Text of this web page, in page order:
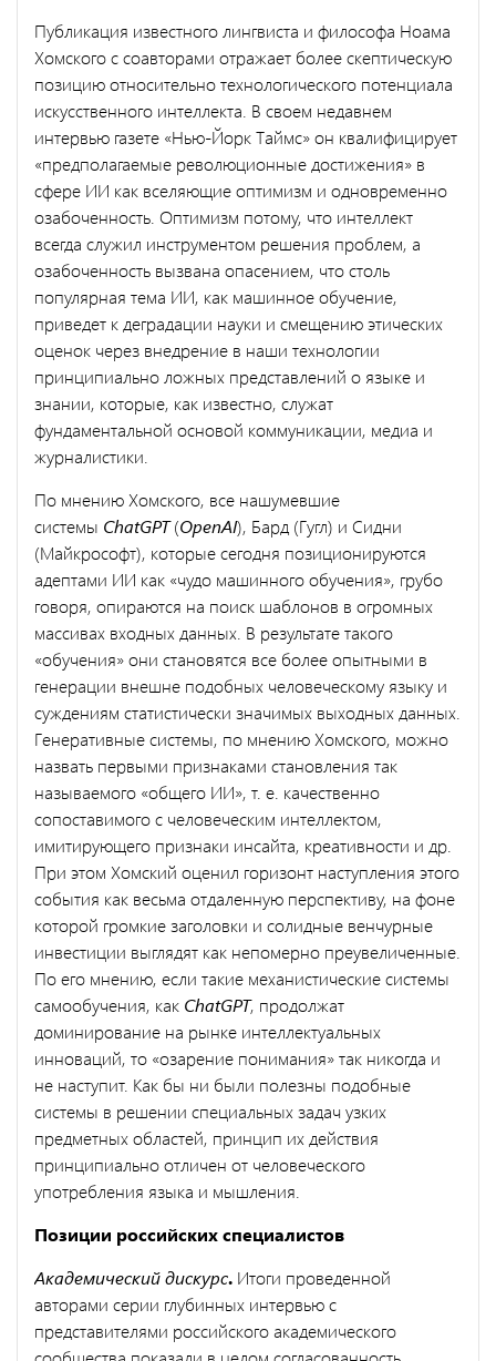
Публикация известного лингвиста и философа Ноама
Хомского с соавторами отражает более скептическую
позицию относительно технологического потенциала
искусственного интеллекта. В своем недавнем
интервью газете «Нью-Йорк Таймс» он квалифицирует
«предполагаемые революционные достижения» в
сфере ИИ как вселяющие оптимизм и одновременно
озабоченность. Оптимизм потому, что интеллект
всегда служил инструментом решения проблем, а
озабоченность вызвана опасением, что столь
популярная тема ИИ, как машинное обучение,
приведет к деградации науки и смещению этических
оценок через внедрение в наши технологии
принципиально ложных представлений о языке и
знании, которые, как известно, служат
фундаментальной основой коммуникации, медиа и
журналистики.
По мнению Хомского, все нашумевшие
системы ChatGPT(OpenAI), Бард (Гугл) и Сидни
(Майкрософт), которые сегодня позиционируются
адептами ИИ как «чудо машинного обучения», грубо
говоря, опираются на поиск шаблонов в огромных
массивах входных данных. В результате такого
«обучения» они становятся все более опытными в
генерации внешне подобных человеческому языку и
суждениям статистически значимых выходных данных.
Генеративные системы, по мнению Хомского, можно
назвать первыми признаками становления так
называемого «общего ИИ», т. е. качественно
сопоставимого с человеческим интеллектом,
имитирующего признаки инсайта, креативности и др.
При этом Хомский оценил горизонт наступления этого
события как весьма отдаленную перспективу, на фоне
которой громкие заголовки и солидные венчурные
инвестиции выглядят как непомерно преувеличенные.
По его мнению, если такие механистические системы
самообучения, как ChatGPT, продолжат
доминирование на рынке интеллектуальных
инноваций, то «озарение понимания» так никогда и
не наступит. Как бы ни были полезны подобные
системы в решении специальных задач узких
предметных областей, принцип их действия
принципиально отличен от человеческого
употребления языка и мышления.
Позиции российских специалистов
Академический дискурс. Итоги проведенной
авторами серии глубинных интервью с
представителями российского академического